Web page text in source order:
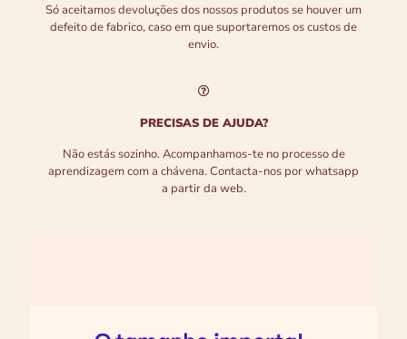
Só aceitamos devoluções dos nossos produtos se houver um
defeito de fabrico, caso em que suportaremos os custos de
envio.
PRECISAS DE AJUDA?
Não estás sozinho. Acompanhamos-te no processo de
aprendizagem com a chávena. Contacta-nos por whatsapp
a partir da web.